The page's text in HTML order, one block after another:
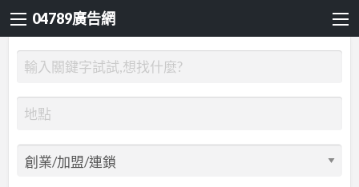
04789廣告網